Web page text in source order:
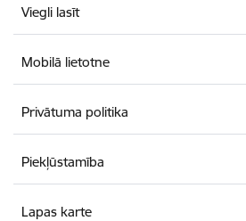
Viegli lasīt
Mobilā lietotne
Privātuma politika
Piekļūstamība
Lapas karte